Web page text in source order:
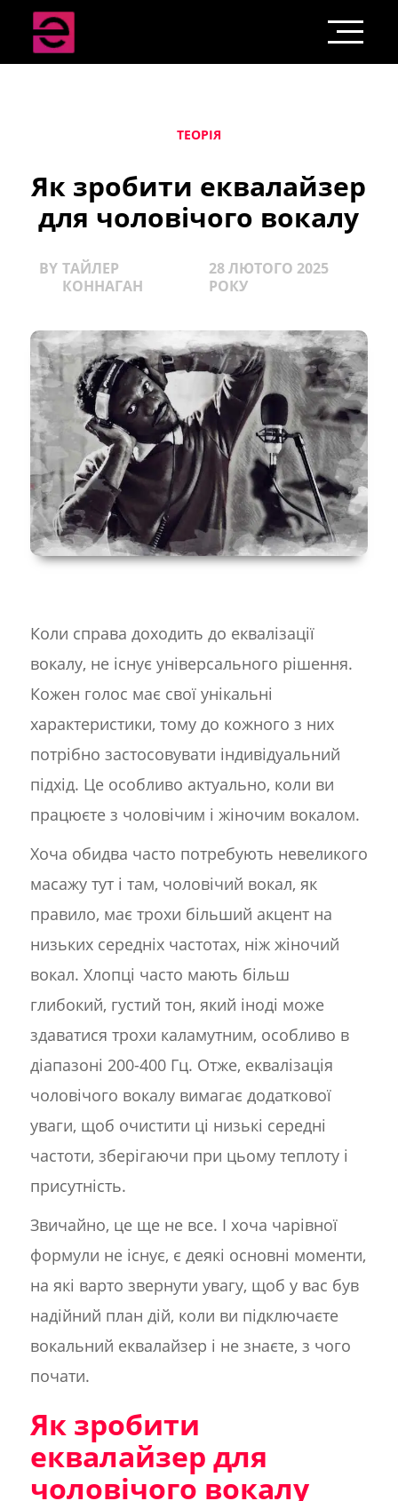
ТЕОРІЯ
Як зробити еквалайзер
для чоловічого вокалу
BY ТАЙЛЕР
КОННАГАН
28 ЛЮТОГО 2025
РОКУ
Коли справа доходить до еквалізації
вокалу, не існує універсального рішення.
Кожен голос має свої унікальні
характеристики, тому до кожного з них
потрібно застосовувати індивідуальний
підхід. Це особливо актуально, коли ви
працюєте з чоловічим і жіночим вокалом.
Хоча обидва часто потребують невеликого
масажу тут і там, чоловічий вокал, як
правило, має трохи більший акцент на
низьких середніх частотах, ніж жіночий
вокал. Хлопці часто мають більш
глибокий, густий тон, який іноді може
здаватися трохи каламутним, особливо в
діапазоні 200-400 Гц. Отже, еквалізація
чоловічого вокалу вимагає додаткової
уваги, щоб очистити ці низькі середні
частоти, зберігаючи при цьому теплоту і
присутність.
Звичайно, це ще не все. І хоча чарівної
формули не існує, є деякі основні моменти,
на які варто звернути увагу, щоб у вас був
надійний план дій, коли ви підключаєте
вокальний еквалайзер і не знаєте, з чого
почати.
Як зробити
еквалайзер для
чоловічого вокалу